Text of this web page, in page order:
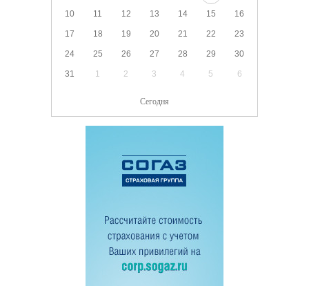
10 11 12 13 14 15 16
17 18 19 20 21 22 23
24 25 26 27 28 29 30
31 1 2 3 4 5 6
Сегодня